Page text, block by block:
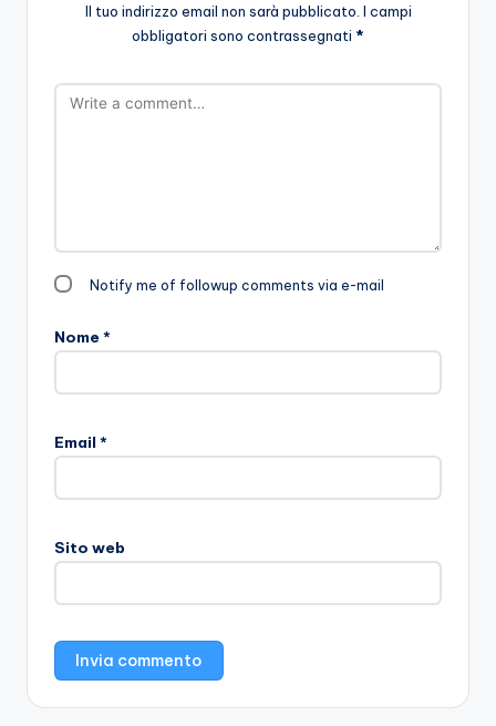
Il tuo indirizzo email non sarà pubblicato. I campi
obbligatori sono contrassegnati *
Notify me of followup comments via e-mail
Nome *
Email *
Sito web